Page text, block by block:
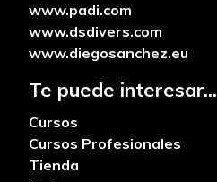
www.padi.com
www.dsdivers.com
www.diegosanchez.eu
Te puede interesar...
Cursos
Cursos Profesionales
Tienda